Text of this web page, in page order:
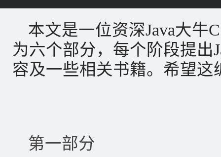
本文是一位资深Java大牛
为六个部分，每个阶段提出
容及一些相关书籍。希望这
第一部分